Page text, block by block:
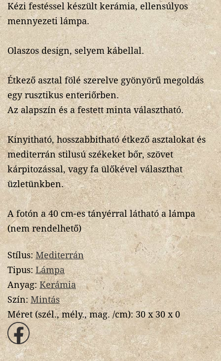
Kézi festéssel készült kerámia, ellensúlyos
mennyezeti lámpa.
Olaszos design, selyem kábellal.
Étkező asztal fölé szerelve gyönyörű megoldás
egy rusztikus enteriőrben.
Az alapszín és a festett minta választható.
Kinyitható, hosszabbitható étkező asztalokat és
mediterrán stilusú székeket bőr, szövet
kárpitozással, vagy fa ülőkével választhat
üzletünkben.
A fotón a 40 cm-es tányérral látható a lámpa
(nem rendelhető)
Stílus:Mediterrán
Tipus: Lámpa
Anyag: Kerámia
Szín: Mintás
Méret (szél., mély., mag. /cm):30 x 30 x 0